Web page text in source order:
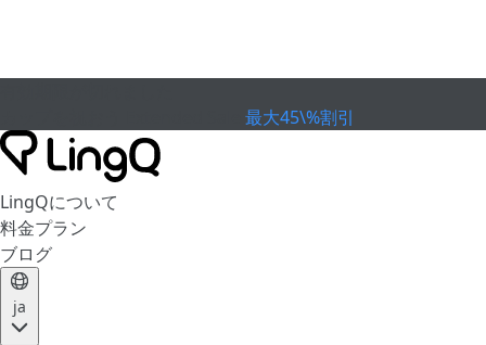
最大45\%割引
LingQについて
料金プラン
ブログ
ja